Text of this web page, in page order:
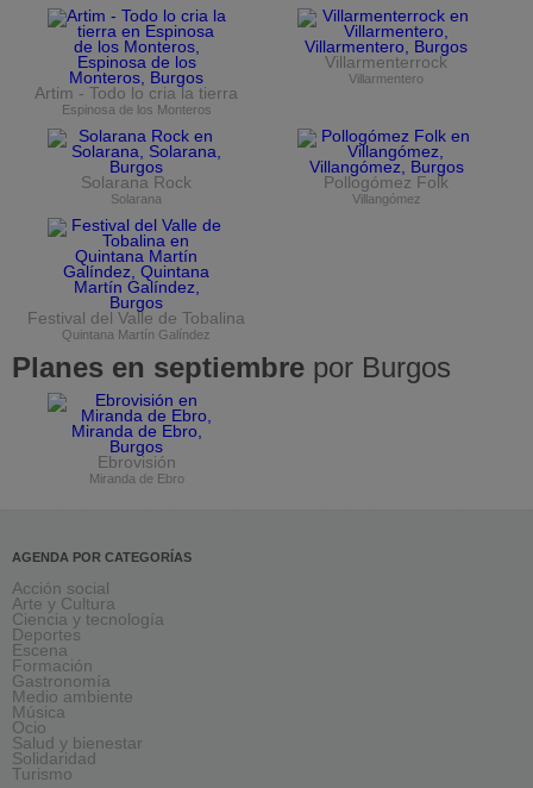
Artim - Todo lo cria la tierra
Espinosa de los Monteros
Villarmenterrock
Villarmentero
Solarana Rock
Solarana
Pollogómez Folk
Villangómez
Festival del Valle de Tobalina
Quintana Martín Galíndez
Planes en septiembre por Burgos
Ebrovisión
Miranda de Ebro
AGENDA POR CATEGORÍAS
Acción social
Arte y Cultura
Ciencia y tecnología
Deportes
Escena
Formación
Gastronomía
Medio ambiente
Música
Ocio
Salud y bienestar
Solidaridad
Turismo